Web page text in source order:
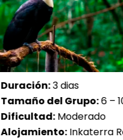
Duración:3 dias
Tamaño del Grupo:6 –
Dificultad:Moderado
Alojamiento:Inkaterra